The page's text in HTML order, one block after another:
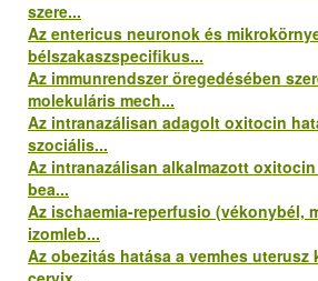
szere...
Az entericus neuronok és
bélszakaszspecifikus...
Az immunrendszer öregedésében
molekuláris mech...
Az intranazálisan adagolt oxitocin
szociális...
Az intranazálisan alkalmazott
bea...
Az ischaemia-reperfusio (vékonybél,
izomleb...
Az obezitás hatása a vemhes